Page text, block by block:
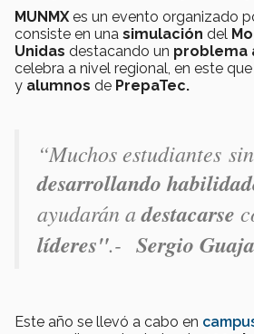
MUNMXes un evento organizado
consiste en una simulación del
Unidas destacando un problema
celebra a nivel regional, en este
y alumnos de PrepaTec.
“Muchos estudiantes
desarrollando
ayudarán adestacarse
líderes".- Sergio
Este año se llevó a cabo en